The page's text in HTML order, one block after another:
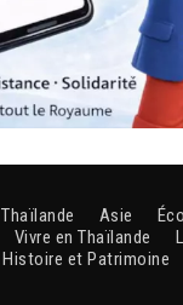
Thaïlande Asie
Vivre en Thaïlande
Histoire et Patrimoine